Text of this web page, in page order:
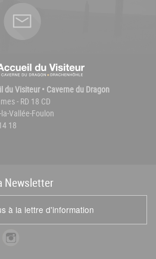
du Visiteur • Caverne du Dragon
- RD 18 CD
Vallée-Foulon
18
Newsletter
à la lettre d'information